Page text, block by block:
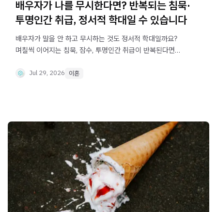
배우자가 나를 무시한다면? 반복되는 침묵·
투명인간 취급, 정서적 학대일 수 있습니다
배우자가 말을 안 하고 무시하는 것도 정서적 학대일까요?
며칠씩 이어지는 침묵, 잠수, 투명인간 취급이 반복된다면
위험 신호와 기록 방법, 대응 기준을 정리했습니다.
Jul 29, 2026 이혼